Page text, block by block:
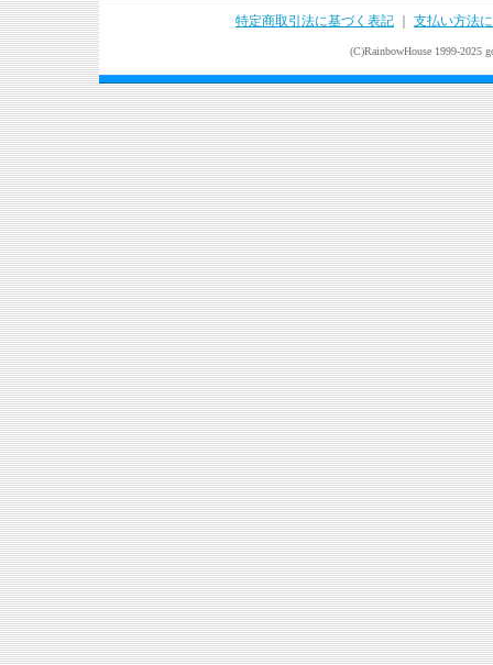
特定商取引法に基づく表記 支払い方法
(C)RainbowHouse 1999-2025